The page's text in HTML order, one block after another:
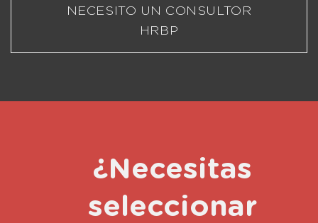
NECESITO UN CONSULTOR
HRBP
¿Necesitas
seleccionar